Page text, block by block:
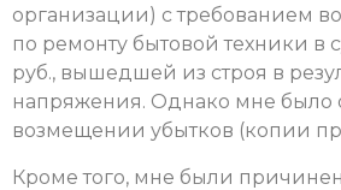
организации) с требованием
по ремонту бытовой техники в
руб., вышедшей из строя в
напряжения. Однако мне было
возмещении убытков (копии
Кроме того, мне были